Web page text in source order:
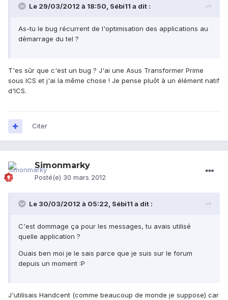
Le 29/03/2012 à 18:50, Sébi11 a dit :
As-tu le bug récurrent de l'optimisation des applications au
démarrage du tel ?
T'es sûr que c'est un bug ? J'ai une Asus Transformer Prime
sous ICS et j'ai la même chose ! Je pense pluôt à un élément natif
d'ICS.
Citer
Simonmarky
Posté(e) 30 mars 2012
Le 30/03/2012 à 05:22, Sébi11 a dit :
C'est dommage ça pour les messages, tu avais utilisé
quelle application ?
Ouais ben moi je le sais parce que je suis sur le forum
depuis un moment :P
J'utilisais Handcent (comme beaucoup de monde je suppose) car